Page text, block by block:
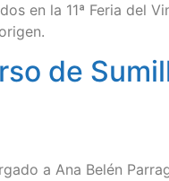
en la 11ª Feria del
de
a Ana Belén